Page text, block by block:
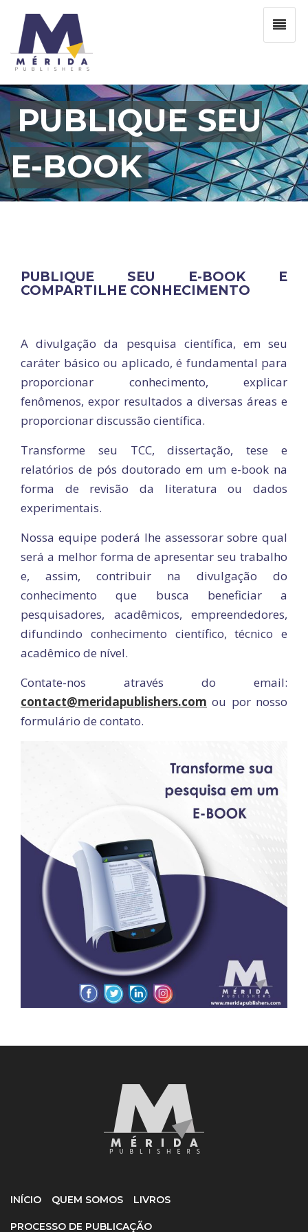
PUBLIQUE SEU
E-BOOK
PUBLIQUE SEU E-BOOK E
COMPARTILHE CONHECIMENTO
A divulgação da pesquisa científica, em seu
caráter básico ou aplicado, é fundamental para
proporcionar conhecimento, explicar
fenômenos, expor resultados a diversas áreas e
proporcionar discussão científica.
Transforme seu TCC, dissertação, tese e
relatórios de pós doutorado em um e-book na
forma de revisão da literatura ou dados
experimentais.
Nossa equipe poderá lhe assessorar sobre qual
será a melhor forma de apresentar seu trabalho
e, assim, contribuir na divulgação do
conhecimento que busca beneficiar a
pesquisadores, acadêmicos, empreendedores,
difundindo conhecimento científico, técnico e
acadêmico de nível.
Contate-nos através do email:
contact@meridapublishers.com ou por nosso
formulário de contato.
INÍCIO QUEM SOMOS LIVROS
PROCESSO DE PUBLICAÇÃO